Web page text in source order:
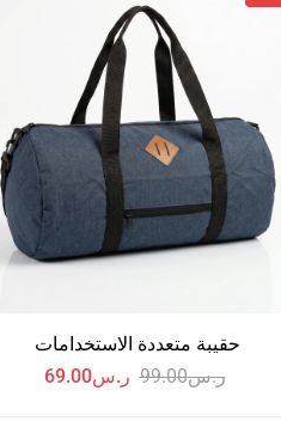
حقيبة متعددة الاستخدامات
ر.س99.00 ر.س69.00